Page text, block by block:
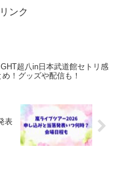
ンク
超八in日本武道館セトリ感
！グッズや配信も！
表